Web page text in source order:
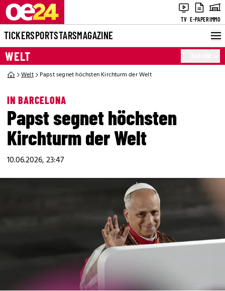
TV E-PAPERIMMO
TICKERSPORTSTARSMAGAZINE
WELT
Welt Papst segnet höchsten Kirchturm der Welt
IN BARCELONA
Papst segnet höchsten
Kirchturm der Welt
10.06.2026, 23:47